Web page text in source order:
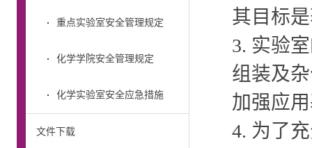
重点实验室安全管理规定
化学学院安全管理规定
化学实验室安全应急措施
文件下载
其目标
3. 实验
组装及
加强应
4. 为了